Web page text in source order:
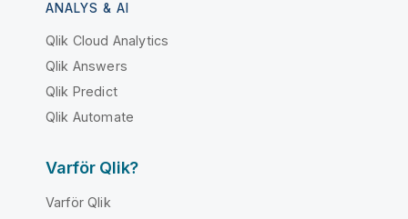
ANALYS & AI
Qlik Cloud Analytics
Qlik Answers
Qlik Predict
Qlik Automate
Varför Qlik?
Varför Qlik